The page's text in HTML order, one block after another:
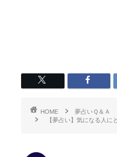
HOME
夢占いＱ＆Ａ
【夢占い】気になる人